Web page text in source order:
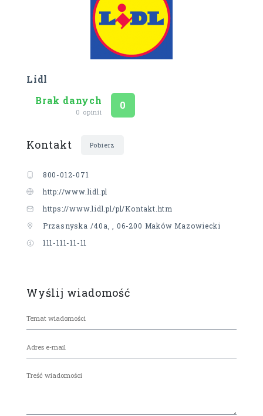
Lidl
Brak danych
0 opinii
Ocena
0
Kontakt Pobierz
800-012-071
http://www.lidl.pl
https://www.lidl.pl/pl/Kontakt.htm
Przasnyska /40a, , 06-200 Maków Mazowiecki
111-111-11-11
Wyślij wiadomość